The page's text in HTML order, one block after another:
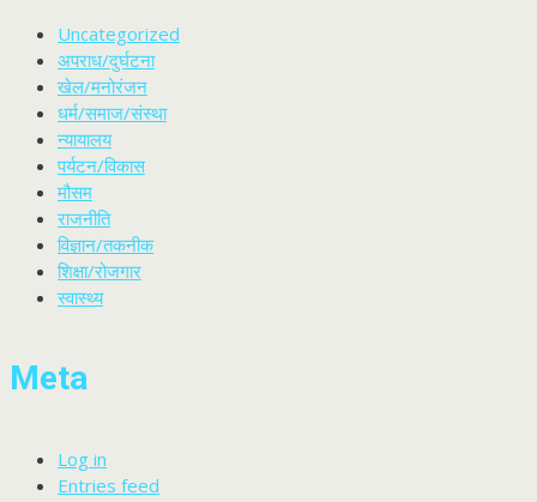
Uncategorized
अपराध/दुर्घटना
खेल/मनोरंजन
धर्म/समाज/संस्था
न्यायालय
पर्यटन/विकास
मौसम
राजनीति
विज्ञान/तकनीक
शिक्षा/रोजगार
स्वास्थ्य
Meta
Log in
Entries feed